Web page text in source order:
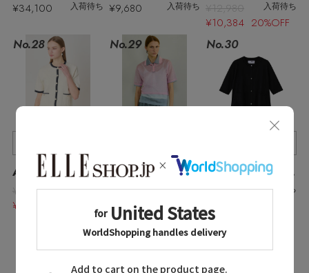
¥34,100
入荷待ち
¥9,680
入荷待ち
¥12,980
入荷待ち
¥10,384 20%OFF
No.28
ANAYI/アナイ
¥38,500
入荷待ち
¥26,950 30%OFF
No.29
MAISON SPECIAL/メゾンスペシャル
¥18,920
残りわずか
¥13,244 30%OFF
No.30
three dots/スリードッツ
¥27,500
入荷待ち
LATEST TOPICS